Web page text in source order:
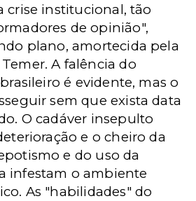
crise institucional, tão
de opinião",
plano, amortecida pela
A falência do
é evidente, mas o
sem que exista data
O cadáver insepulto
e o cheiro da
e do uso da
infestam o ambiente
As "habilidades" do